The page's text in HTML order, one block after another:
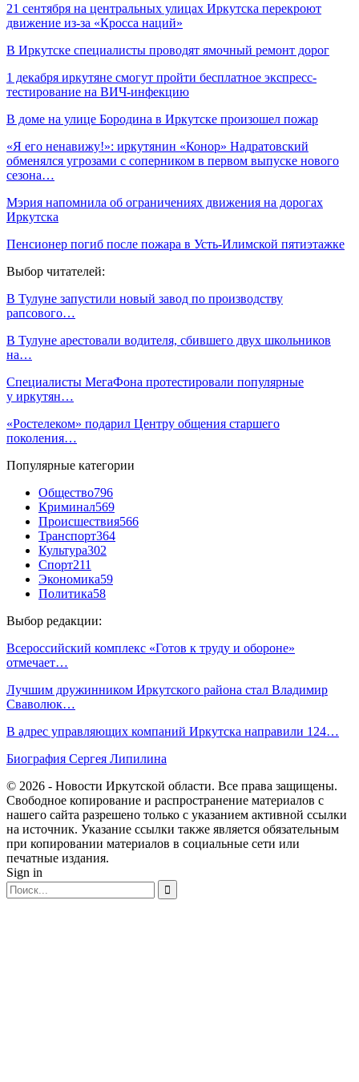
21 сентября на центральных улицах Иркутска перекроют
движение из-за «Кросса наций»
В Иркутске специалисты проводят ямочный ремонт дорог
1 декабря иркутяне смогут пройти бесплатное экспресс-
тестирование на ВИЧ-инфекцию
В доме на улице Бородина в Иркутске произошел пожар
«Я его ненавижу!»: иркутянин «Конор» Надратовский
обменялся угрозами с соперником в первом выпуске нового
сезона…
Мэрия напомнила об ограничениях движения на дорогах
Иркутска
Пенсионер погиб после пожара в Усть-Илимской пятиэтажке
Выбор читателей:
В Тулуне запустили новый завод по производству
рапсового…
В Тулуне арестовали водителя, сбившего двух школьников
на…
Специалисты МегаФона протестировали популярные
у иркутян…
«Ростелеком» подарил Центру общения старшего
поколения…
Популярные категории
Общество796
Криминал569
Происшествия566
Транспорт364
Культура302
Спорт211
Экономика59
Политика58
Выбор редакции:
Всероссийский комплекс «Готов к труду и обороне»
отмечает…
Лучшим дружинником Иркутского района стал Владимир
Сваволюк…
В адрес управляющих компаний Иркутска направили 124…
Биография Сергея Липилина
© 2026 - Новости Иркутской области. Все права защищены.
Свободное копирование и распространение материалов с
нашего сайта разрешено только с указанием активной ссылки
на источник. Указание ссылки также является обязательным
при копировании материалов в социальные сети или
печатные издания.
Sign in